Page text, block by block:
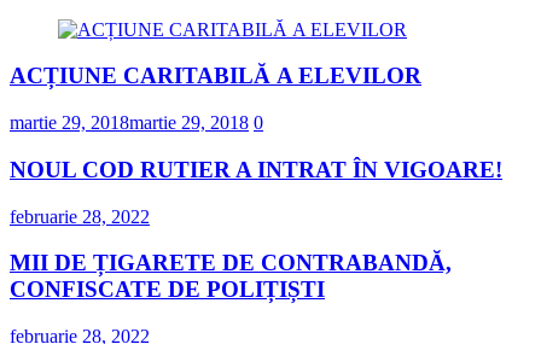
ACȚIUNE CARITABILĂ A ELEVILOR
martie 29, 2018martie 29, 2018 0
NOUL COD RUTIER A INTRAT ÎN VIGOARE!
februarie 28, 2022
MII DE ȚIGARETE DE CONTRABANDĂ,
CONFISCATE DE POLIȚIȘTI
februarie 28, 2022